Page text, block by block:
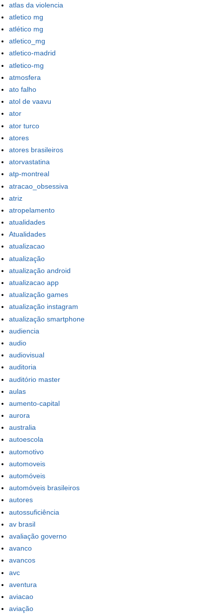
atlas da violencia
atletico mg
atlético mg
atletico_mg
atletico-madrid
atletico-mg
atmosfera
ato falho
atol de vaavu
ator
ator turco
atores
atores brasileiros
atorvastatina
atp-montreal
atracao_obsessiva
atriz
atropelamento
atualidades
Atualidades
atualizacao
atualização
atualização android
atualizacao app
atualização games
atualização instagram
atualização smartphone
audiencia
audio
audiovisual
auditoria
auditório master
aulas
aumento-capital
aurora
australia
autoescola
automotivo
automoveis
automóveis
automóveis brasileiros
autores
autossuficiência
av brasil
avaliação governo
avanco
avancos
avc
aventura
aviacao
aviação